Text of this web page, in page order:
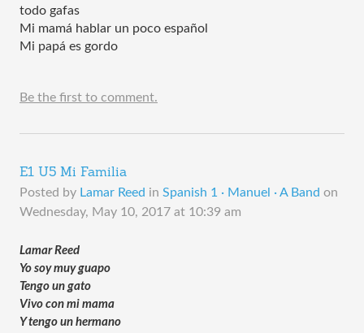
todo gafas
Mi mamá hablar un poco español
Mi papá es gordo
Be the first to comment.
E1 U5 Mi Familia
Posted by Lamar Reed in Spanish 1 · Manuel · A Band on
Wednesday, May 10, 2017 at 10:39 am
Lamar Reed
Yo soy muy guapo
Tengo un gato
Vivo con mi mama
Y tengo un hermano